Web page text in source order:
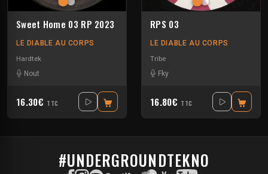
Sweet Home 03 RP 2023
LE DIABLE AU CORPS
Hardtek
Nout
16.30€ TTC
RPS 03
LE DIABLE AU CORPS
Tribe
Fky
16.80€ TTC
#UNDERGROUNDTEKNO